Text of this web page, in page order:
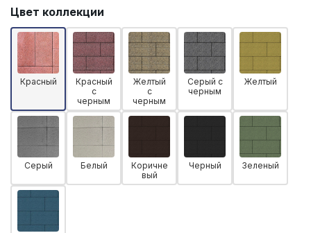
Цвет коллекции
Красный
Красный
с
черным
Желтый
с
черным
Серый с
черным
Желтый
Серый Белый
Коричне
вый
Черный Зеленый